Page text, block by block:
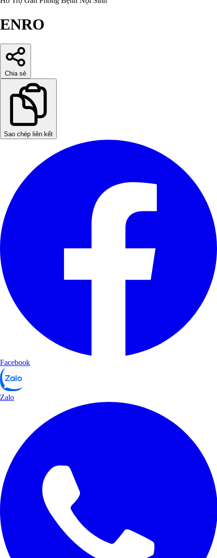
ENRO
Chia sẻ
Sao chép liên kết
Facebook
Zalo